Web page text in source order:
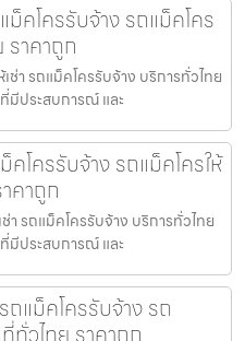
คโครรับจ้าง รถแม็คโคร
ราคาถูก
ช่า รถแม็คโครรับจ้าง บริการทั่วไทย
มีประสบการณ์ และ
โครรับจ้าง รถแม็คโครให้
คาถูก
า รถแม็คโครรับจ้าง บริการทั่วไทย
มีประสบการณ์ และ
ถแม็คโครรับจ้าง รถ